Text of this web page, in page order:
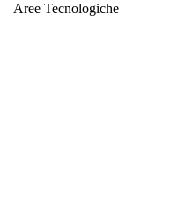
Aree Tecnologiche